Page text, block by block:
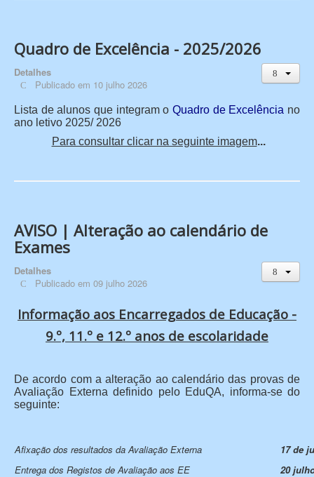
Quadro de Excelência - 2025/2026
Detalhes
Publicado em 10 julho 2026
Lista de alunos que integram o Quadro de Excelência no
ano letivo 2025/ 2026
Para consultar clicar na seguinte imagem...
AVISO | Alteração ao calendário de
Exames
Detalhes
Publicado em 09 julho 2026
Informação aos Encarregados de Educação -
9.º, 11.º e 12.º anos de escolaridade
De acordo com a alteração ao calendário das provas de
Avaliação Externa definido pelo EduQA, informa-se do
seguinte:
Afixação dos resultados da Avaliação Externa
17 de
Entrega dos Registos de Avaliação aos EE
20